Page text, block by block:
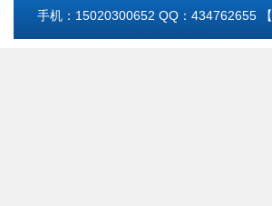
手机：15020300652 QQ：434762655 【